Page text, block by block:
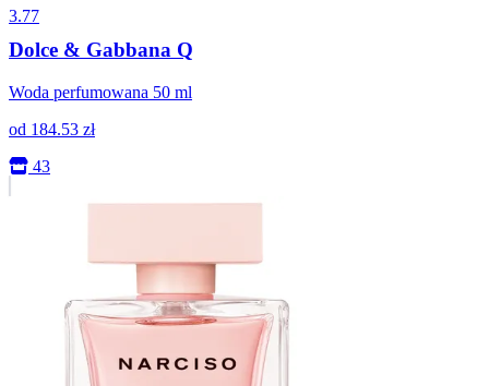
3.77
Dolce & Gabbana Q
Woda perfumowana 50 ml
od 184.53 zł
43